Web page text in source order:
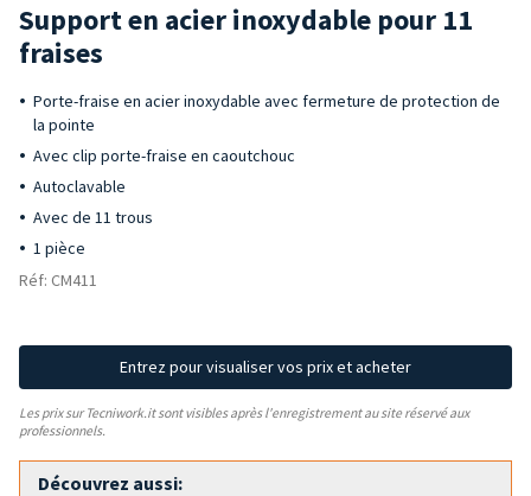
Support en acier inoxydable pour 11
fraises
Porte-fraise en acier inoxydable avec fermeture de protection de
la pointe
Avec clip porte-fraise en caoutchouc
Autoclavable
Avec de 11 trous
1 pièce
Réf: CM411
Entrez pour visualiser vos prix et acheter
Les prix sur Tecniwork.it sont visibles après l'enregistrement au site réservé aux
professionnels.
Découvrez aussi: